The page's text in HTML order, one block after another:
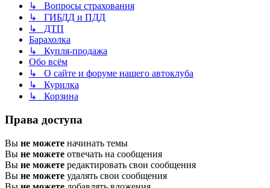
↳ Вопросы страхования
↳ ГИБДД и ПДД
↳ ДТП
Барахолка
↳ Купля-продажа
Обо всём
↳ О сайте и форуме нашего автоклуба
↳ Курилка
↳ Корзина
Права доступа
Вы не можете начинать темы
Вы не можете отвечать на сообщения
Вы не можете редактировать свои сообщения
Вы не можете удалять свои сообщения